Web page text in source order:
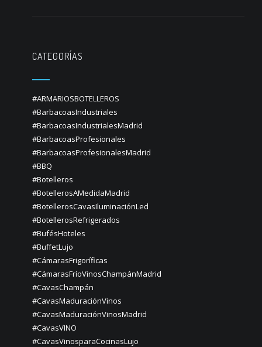
CATEGORÍAS
#ARMARIOSBOTELLEROS
#BarbacoasIndustriales
#BarbacoasIndustrialesMadrid
#BarbacoasProfesionales
#BarbacoasProfesionalesMadrid
#BBQ
#Botelleros
#BotellerosAMedidaMadrid
#BotellerosCavasIluminaciónLed
#BotellerosRefrigerados
#BufésHoteles
#BuffetLujo
#CámarasFrigoríficas
#CámarasFríoVinosChampánMadrid
#CavasChampán
#CavasMaduraciónVinos
#CavasMaduraciónVinosMadrid
#CavasVINO
#CavasVinosparaCocinasLujo